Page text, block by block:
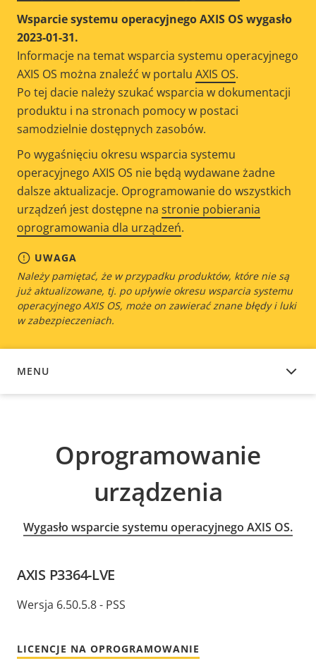
Wsparcie systemu operacyjnego AXIS OS wygasło
2023-01-31.
Informacje na temat wsparcia systemu operacyjnego
AXIS OS można znaleźć w portalu AXIS OS.
Po tej dacie należy szukać wsparcia w dokumentacji
produktu i na stronach pomocy w postaci
samodzielnie dostępnych zasobów.
Po wygaśnięciu okresu wsparcia systemu
operacyjnego AXIS OS nie będą wydawane żadne
dalsze aktualizacje. Oprogramowanie do wszystkich
urządzeń jest dostępne na stronie pobierania
oprogramowania dla urządzeń.
UWAGA
Należy pamiętać, że w przypadku produktów, które nie są
już aktualizowane, tj. po upływie okresu wsparcia systemu
operacyjnego AXIS OS, może on zawierać znane błędy i luki
w zabezpieczeniach.
MENU
OPROGRAMOWANIE URZĄDZENIA
Oprogramowanie
urządzenia
Wygasło wsparcie systemu operacyjnego AXIS OS.
AXIS P3364-LVE
Wersja 6.50.5.8 - PSS
LICENCJE NA OPROGRAMOWANIE